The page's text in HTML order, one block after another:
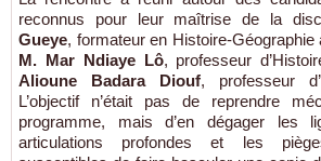
reconnus pour leur maîtrise de la
Gueye, formateur en Histoire-
M. Mar Ndiaye Lô, professeur
Alioune Badara Diouf, professeur
L’objectif n’était pas de reprendre
programme, mais d’en dégager les
articulations profondes et les